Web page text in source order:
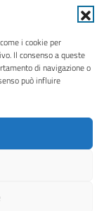
i cookie per
Il consenso a queste
di navigazione o
può influire